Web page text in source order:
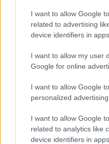
I want to allow Google
related to advertising
device identifiers in apps.
I want to allow my user
Google for online
I want to allow Google
personalized advertising.
I want to allow Google
related to analytics like
device identifiers in apps.
Game 1
Ολυμπιακός –
Φενέρμπαχτσε –
(28/4, 20:45)
Βαλένθια –
Ρεάλ Μαδρίτης
Game 2